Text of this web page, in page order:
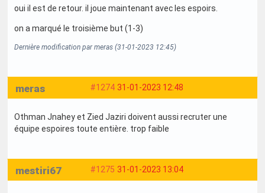
oui il est de retour. il joue maintenant avec les espoirs.
on a marqué le troisième but (1-3)
Dernière modification par meras (31-01-2023 12:45)
#1274 31-01-2023 12:48
meras
Othman Jnahey et Zied Jaziri doivent aussi recruter une
équipe espoires toute entière. trop faible
#1275 31-01-2023 13:04
mestiri67